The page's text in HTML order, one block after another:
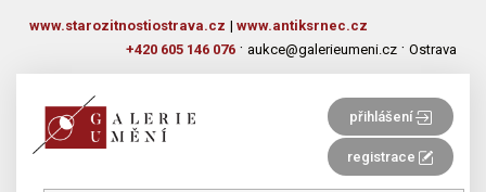
www.starozitnostiostrava.cz | www.antiksrnec.cz
+420 605 146 076 · aukce@galerieumeni.cz · Ostrava
přihlášení
registrace